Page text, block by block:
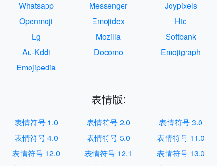
Whatsapp
Messenger
Joypixels
Openmoji
Emojidex
Htc
Lg
Mozilla
Softbank
Au-Kddi
Docomo
Emojigraph
Emojipedia
表情版:
表情符号 1.0 表情符号 2.0
表情符号 3.0
表情符号 4.0
表情符号 5.0
表情符号 11.0
表情符号 12.0
表情符号 12.1
表情符号 13.0